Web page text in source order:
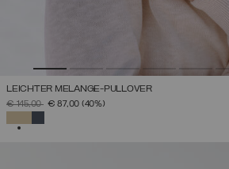
LEICHTER MELANGE-PULLOVER
PREIS REDUZIERT VON
€ 145,00AUF
€ 87,00 (40%)